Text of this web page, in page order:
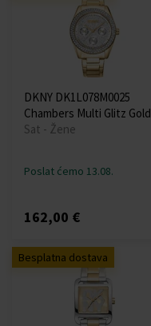
DKNY DK1L078M0025
Chambers Multi Glitz Gold
Sat - Žene
Poslat ćemo 13.08.
162,00 €
Besplatna dostava